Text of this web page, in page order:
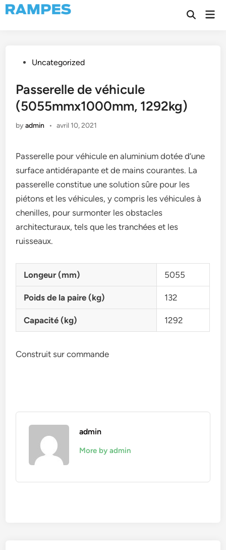
Skip
to
Open
PostedUncategorized
Passerelle de véhicule
(5055mmx1000mm, 1292kg)
byadmin • avril 10, 2021
Passerelle pour véhicule en aluminium dotée d’une
surface antidérapante et de mains courantes. La
passerelle constitue une solution sûre pour les
piétons et les véhicules, y compris les véhicules à
chenilles, pour surmonter les obstacles
architecturaux, tels que les tranchées et les
ruisseaux.
Longeur (mm) 5055
Poids de la paire (kg) 132
Capacité (kg) 1292
Construit sur commande
admin
More by admin